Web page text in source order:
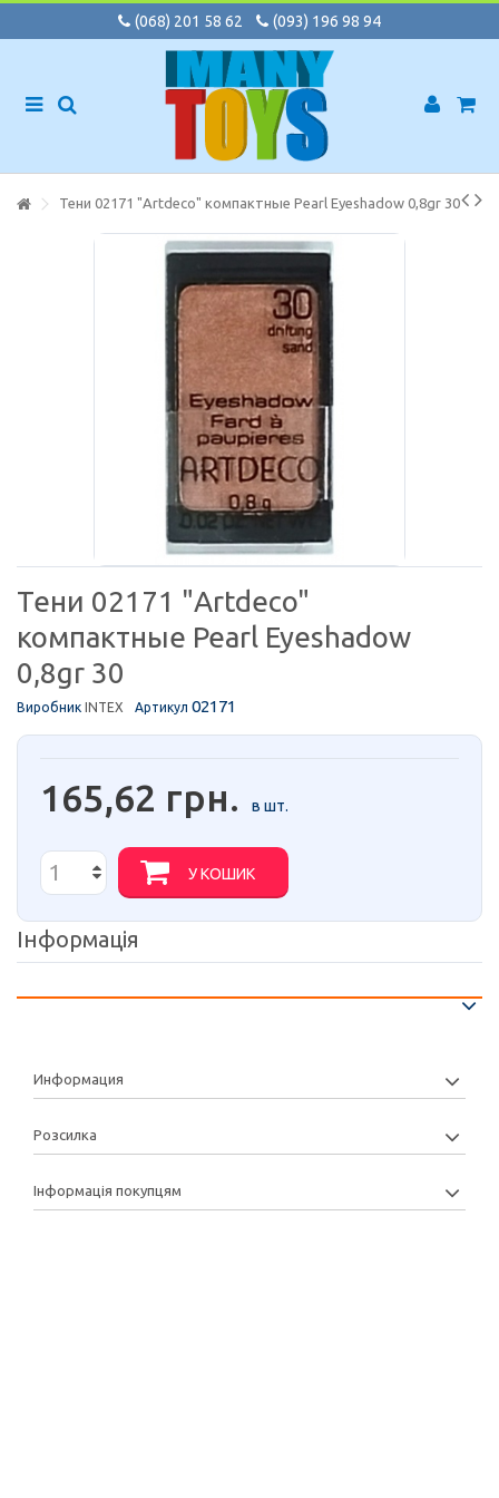
(068) 201 58 62 (093) 196 98 94
Тени 02171 "Artdeco" компактные Pearl Eyeshadow 0,8gr 30
Тени 02171 "Artdeco"
компактные Pearl Eyeshadow
0,8gr 30
Виробник INTEX Артикул 02171
165,62 грн. в шт.
У КОШИК
Інформація
Информация
Розсилка
Інформація покупцям